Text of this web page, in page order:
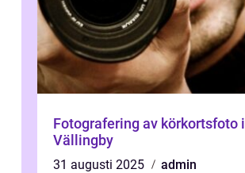
Fotografering av körkortsfoto i
Vällingby
31 augusti 2025
admin